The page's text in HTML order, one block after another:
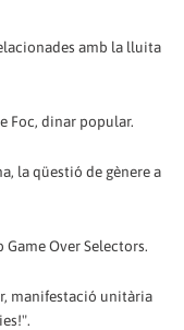
amb la lluita
Foc, dinar popular.
la qüestió de gènere a
Over Selectors.
manifestació unitària